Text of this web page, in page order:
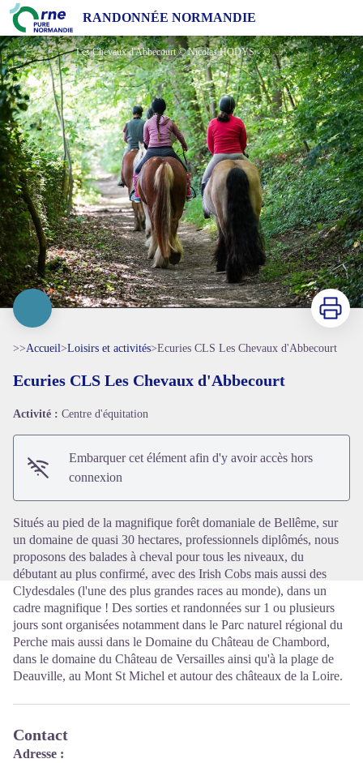
RANDONNÉE NORMANDIE
Ecuries CLS Les Chevaux d'Abbecourt
Les Chevaux d'Abbecourt © Nicolas HODYS - © Nicolas HODYS
Voir l'image en plein écran
Imprimer
>>Accueil>Loisirs et activités>Ecuries CLS Les Chevaux d'Abbecourt
Ecuries CLS Les Chevaux d'Abbecourt
Activité : Centre d'équitation
Embarquer cet élément afin d'y avoir accès hors
connexion
Situés au pied de la magnifique forêt domaniale de Bellême, sur
un domaine de quasi 30 hectares, professionnels diplômés, nous
proposons des balades à cheval pour tous les niveaux, du
débutant au plus confirmé, avec des Irish Cobs mais aussi des
Clydesdales (l'une des plus grandes races au monde), dans un
cadre magnifique ! Des sorties et randonnées sur 1 ou plusieurs
jours sont organisées notamment dans le Parc naturel régional du
Perche mais aussi dans le Domaine du Château de Chambord,
dans le domaine du Château de Versailles ainsi qu'à la plage de
Deauville, au Mont St Michel et autour des châteaux de la Loire.
Contact
Adresse :